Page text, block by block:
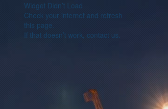
Widget Didn’t Load
Check your internet and refresh
this page.
If that doesn’t work, contact us.